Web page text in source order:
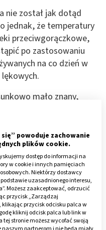
nie został jak dotąd
jednak, że temperatury
przeciwgorączkowe,
po zastosowaniu
na co dzień w
mało znany,
powoduje zachowanie
plików cookie.
dostęp do informacji na
w cookie i innych pamięciach
Niektórzy dostawcy
uzasadnionego interesu,
Możesz zaakceptować, odrzucić
przycisk „Zarządzaj
przycisk odcisku palca w
kliknij odcisk palca lub link w
tej stronie możesz wycofać swoją
partnerom i nie będą miały